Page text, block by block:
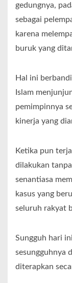
gedungnya,
sebagai
karena
buruk yang
Hal ini
Islam
pemimpinnya
kinerja yang
Ketika pun
dilakukan
senantiasa
kasus yang
seluruh rakyat
Sungguh hari
sesungguhnya
diterapkan